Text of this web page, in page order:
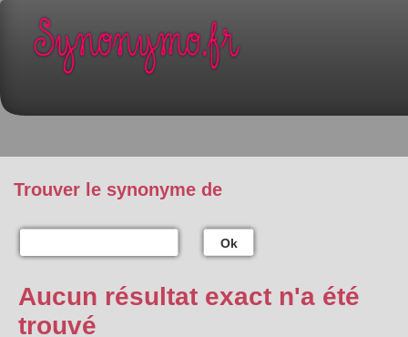
Trouver le synonyme de
Ok
Aucun résultat exact n'a été
trouvé